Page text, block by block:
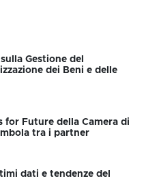
Gestione del
dei Beni e delle
for Future della Camera di
tra i partner
dati e tendenze del